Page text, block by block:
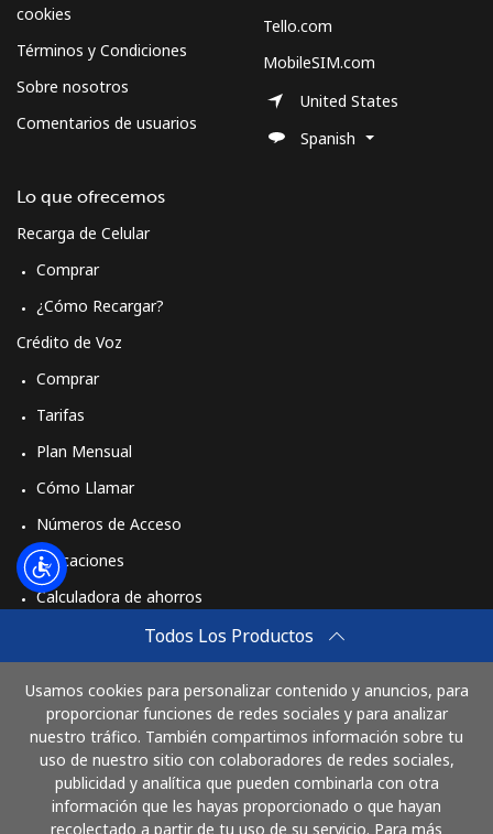
Todos Los Productos
Usamos cookies para personalizar contenido y anuncios, para
proporcionar funciones de redes sociales y para analizar
nuestro tráfico. También compartimos información sobre tu
uso de nuestro sitio con colaboradores de redes sociales,
publicidad y analítica que pueden combinarla con otra
información que les hayas proporcionado o que hayan
recolectado a partir de tu uso de su servicio. Para más
cookies
Términos y Condiciones
Sobre nosotros
Comentarios de usuarios
Lo que ofrecemos
Recarga de Celular
Comprar
¿Cómo Recargar?
Crédito de Voz
Comprar
Tarifas
Plan Mensual
Cómo Llamar
Números de Acceso
Aplicaciones
Calculadora de ahorros
Comprar
Cómo funciona
Tello.com
MobileSIM.com
United States
Spanish
Paga con